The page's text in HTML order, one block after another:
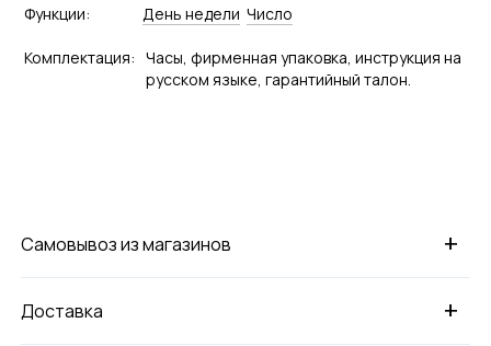
Функции: День недели Число
Комплектация: Часы, фирменная упаковка, инструкция на
русском языке, гарантийный талон.
+
Самовывоз из магазинов
+
Доставка